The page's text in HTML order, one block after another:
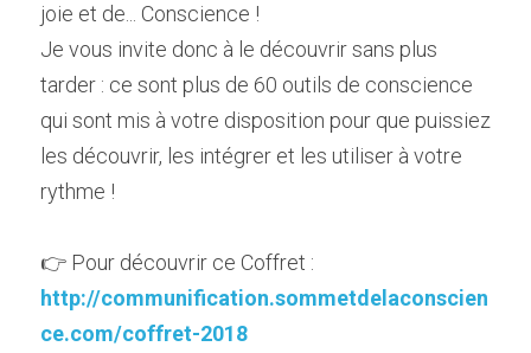
joie et de... Conscience !
Je vous invite donc à le découvrir sans plus
tarder : ce sont plus de 60 outils de conscience
qui sont mis à votre disposition pour que puissiez
les découvrir, les intégrer et les utiliser à votre
rythme !
👉 Pour découvrir ce Coffret :
http://communification.sommetdelaconscien
ce.com/coffret-2018